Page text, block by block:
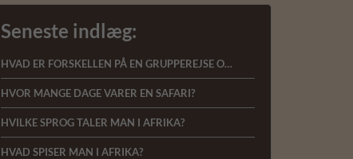
Seneste indlæg:
HVAD ER FORSKELLEN PÅ EN GRUPPEREJSE OG EN PRIVAT REJSE?
HVOR MANGE DAGE VARER EN SAFARI?
HVILKE SPROG TALER MAN I AFRIKA?
HVAD SPISER MAN I AFRIKA?